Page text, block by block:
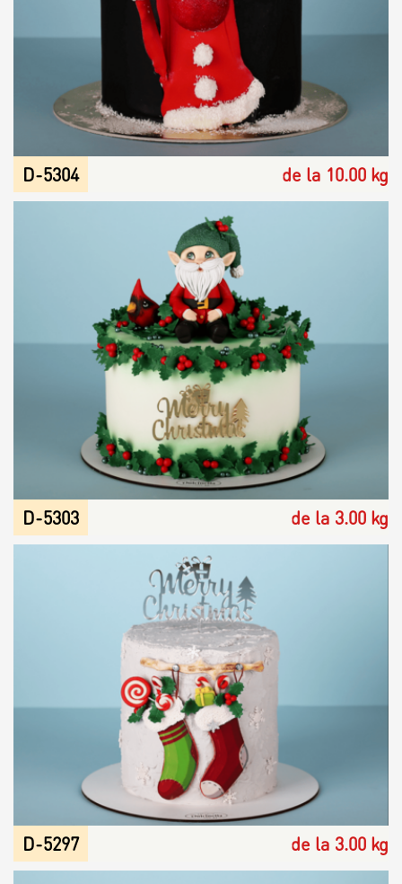
Плацинда
Raw & Vegan
Торты / Пирожные
Сюрпризы
Топпер
Свечи
Пати
Шары
D-5304 de la 10.00 kg
D-5303 de la 3.00 kg
D-5297 de la 3.00 kg